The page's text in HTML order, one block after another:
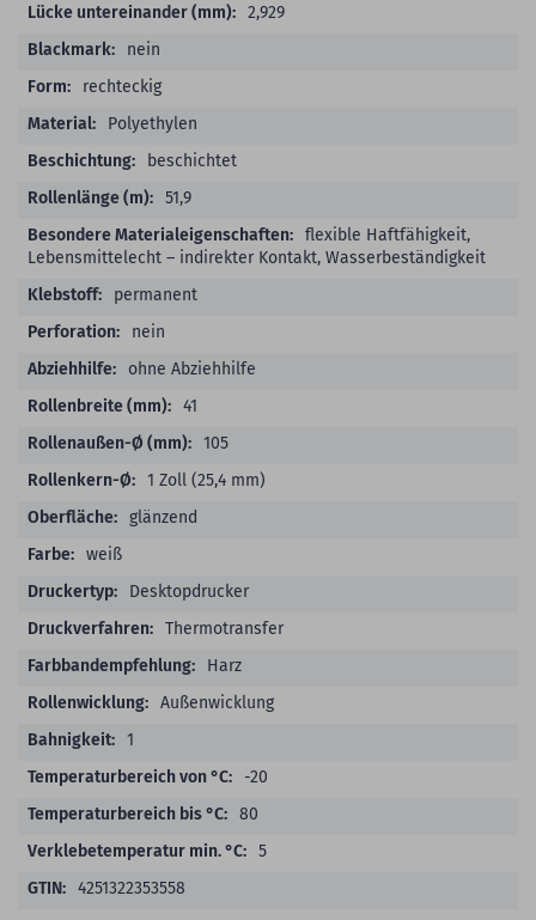
2,929
nein
rechteckig
Polyethylen
beschichtet
51,9
flexible Haftfähigkeit,
Lebensmittelecht – indirekter Kontakt, Wasserbeständigkeit
permanent
nein
ohne Abziehhilfe
41
105
1 Zoll (25,4 mm)
glänzend
weiß
Desktopdrucker
Thermotransfer
Harz
Außenwicklung
1
-20
80
5
4251322353558